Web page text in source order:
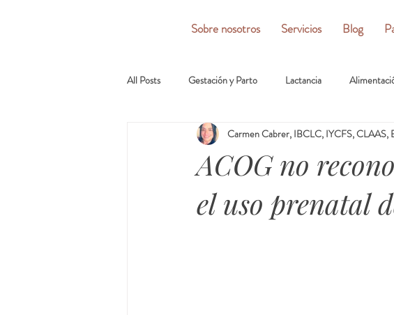
Sobre nosotros Servicios Blog
All Posts Gestación y Parto Lactancia
ACOG no
el uso prenatal
Carmen Cabrer, IBCLC, IYCFS, CLAAS,